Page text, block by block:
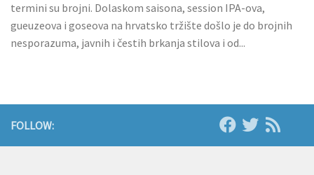
termini su brojni. Dolaskom saisona, session IPA-ova,
gueuzeova i goseova na hrvatsko tržište došlo je do brojnih
nesporazuma, javnih i čestih brkanja stilova i od...
FOLLOW: